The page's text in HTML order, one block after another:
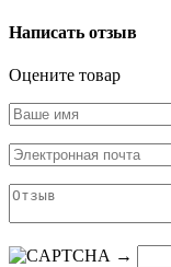
Написать отзыв
Оцените товар
→